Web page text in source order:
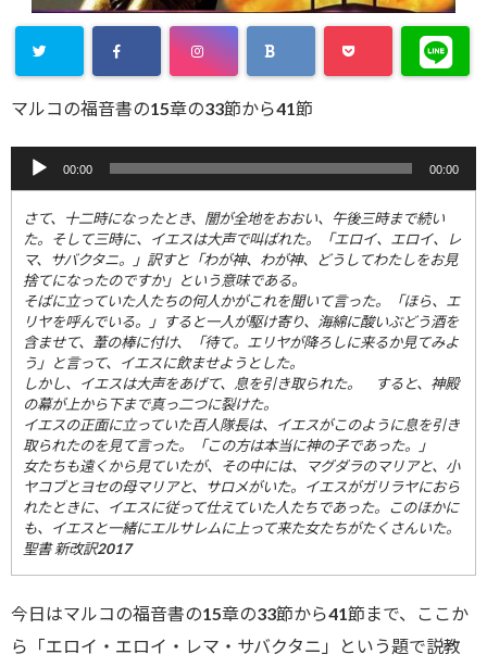
マルコの福音書の15章の33節から41節
声
レ
ー
ヤ
00:00 00:00
さて、十二時になったとき、闇が全地をおおい、 午後三時まで続い
た。そして三時に、イエスは大声で叫ばれた。「エロイ、エロイ、
レ
マ、サバクタニ。」訳すと「わが神、わが神、
どうしてわたしをお見
捨てになったのですか」という意味である。
そばに立っていた人たちの何人かがこれを聞いて言った。「ほら、 エ
リヤを呼んでいる。」すると一人が駆け寄り、海綿に酸いぶどう酒を
含ませて、
葦の棒に付け、「待て。エリヤが降ろしに来るか見てみよ
う」 と言って、イエスに飲ませようとした。
しかし、イエスは大声をあげて、息を引き取られた。 すると、神殿
の幕が上から下まで真っ二つに裂けた。
イエスの正面に立っていた百人隊長は、
イエスがこのように息を引き
取られたのを見て言った。「この方は本当に神の子であった。」
女たちも遠くから見ていたが、その中には、マグダラのマリアと、 小
ヤコブとヨセの母マリアと、サロメがいた。イエスがガリラヤにおら
れたときに、
イエスに従って仕えていた人たちであった。このほかに
も、
イエスと一緒にエルサレムに上って来た女たちがたくさんいた。
聖書 新改訳2017
今日はマルコの福音書の15章の33節から41節まで、ここか
ら「エロイ・エロイ・レマ・サバクタニ」という題で説教